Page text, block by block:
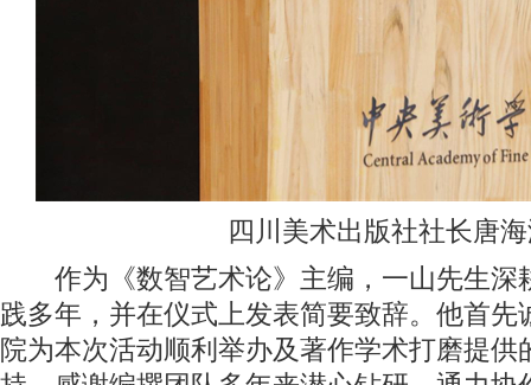
四川美术出版社社长唐海
作为《数智艺术论》主编，一山先生深
践多年，并在仪式上发表简要致辞。他首先
院为本次活动顺利举办及著作学术打磨提供